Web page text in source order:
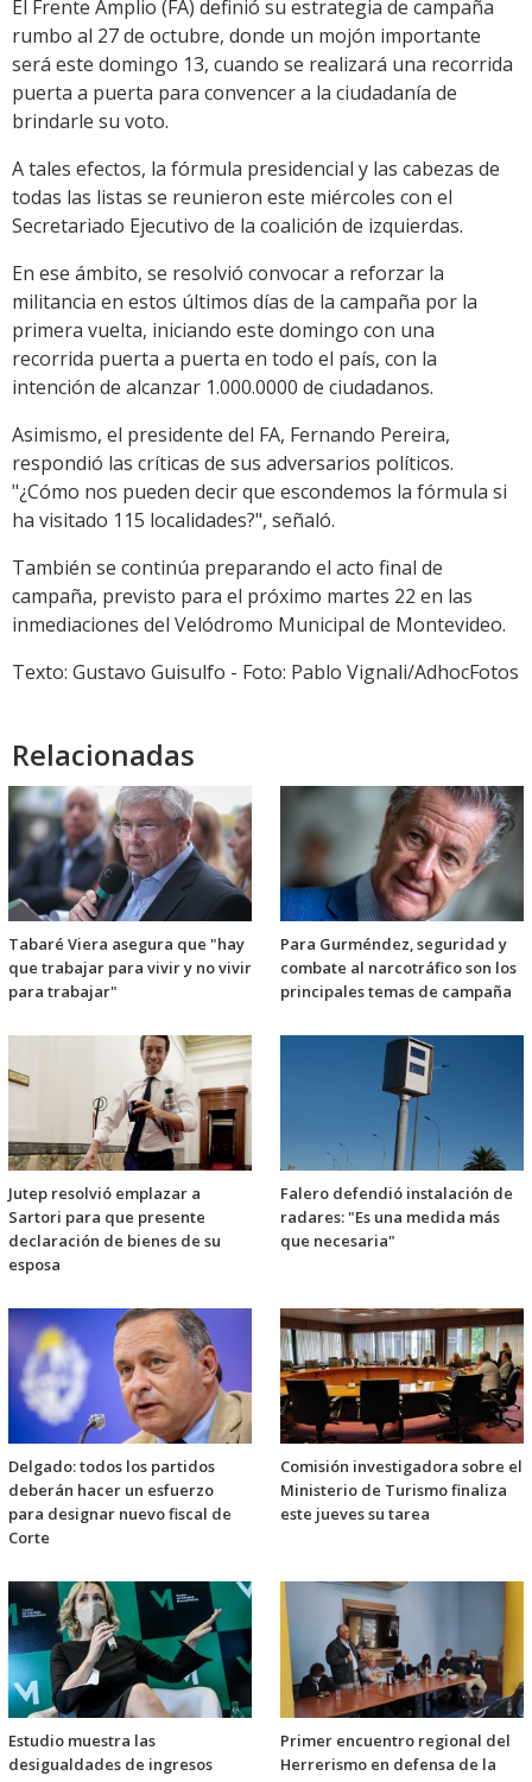
El Frente Amplio (FA) definió su estrategia de campaña
rumbo al 27 de octubre, donde un mojón importante
será este domingo 13, cuando se realizará una recorrida
puerta a puerta para convencer a la ciudadanía de
brindarle su voto.
A tales efectos, la fórmula presidencial y las cabezas de
todas las listas se reunieron este miércoles con el
Secretariado Ejecutivo de la coalición de izquierdas.
En ese ámbito, se resolvió convocar a reforzar la
militancia en estos últimos días de la campaña por la
primera vuelta, iniciando este domingo con una
recorrida puerta a puerta en todo el país, con la
intención de alcanzar 1.000.0000 de ciudadanos.
Asimismo, el presidente del FA, Fernando Pereira,
respondió las críticas de sus adversarios políticos.
"¿Cómo nos pueden decir que escondemos la fórmula si
ha visitado 115 localidades?", señaló.
También se continúa preparando el acto final de
campaña, previsto para el próximo martes 22 en las
inmediaciones del Velódromo Municipal de Montevideo.
Texto: Gustavo Guisulfo - Foto: Pablo Vignali/AdhocFotos
Relacionadas
Tabaré Viera asegura que "hay
que trabajar para vivir y no vivir
para trabajar"
Para Gurméndez, seguridad y
combate al narcotráfico son los
principales temas de campaña
Jutep resolvió emplazar a
Sartori para que presente
declaración de bienes de su
esposa
Falero defendió instalación de
radares: "Es una medida más
que necesaria"
Delgado: todos los partidos
deberán hacer un esfuerzo
para designar nuevo fiscal de
Corte
Comisión investigadora sobre el
Ministerio de Turismo finaliza
este jueves su tarea
Estudio muestra las
desigualdades de ingresos
Primer encuentro regional del
Herrerismo en defensa de la